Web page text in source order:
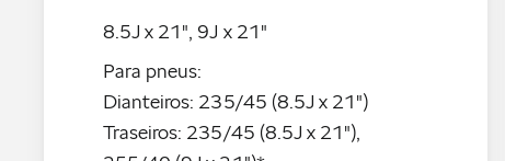
8.5J x 21", 9J x 21"
Para pneus:
Dianteiros: 235/45 (8.5J x 21")
Traseiros: 235/45 (8.5J x 21"),